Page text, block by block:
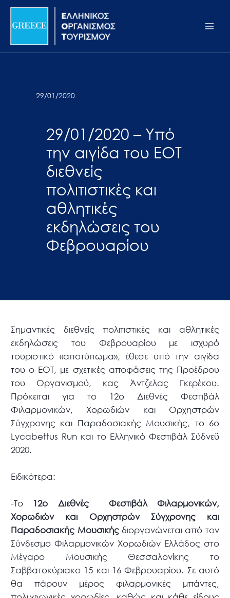
Σημείωση:
ιστότοπος
προσβασιμότητας.
Μετάβαση
περιεχόμενο
29/01/2020
29/01/2020 – Υπό
την αιγίδα του ΕΟΤ
διεθνείς
πολιτιστικές και
αθλητικές
εκδηλώσεις του
Φεβρουαρίου
Σημαντικές διεθνείς πολιτιστικές και αθλητικές
εκδηλώσεις του Φεβρουαρίου με ισχυρό
τουριστικό «αποτύπωμα», έθεσε υπό την αιγίδα
του ο ΕΟΤ, με σχετικές αποφάσεις της Προέδρου
του Οργανισμού, κας Άντζελας Γκερέκου.
Πρόκειται για το 12ο Διεθνές Φεστιβάλ
Φιλαρμονικών, Χορωδιών και Ορχηστρών
Σύγχρονης και Παραδοσιακής Μουσικής, το 6o
Lycabettus Run και το Ελληνικό Φεστιβάλ Σύδνεϋ
2020.
Ειδικότερα:
-Το 12ο Διεθνές Φεστιβάλ Φιλαρμονικών,
Χορωδιών και Ορχηστρών Σύγχρονης και
Παραδοσιακής Μουσικήςδιοργανώνεται από τον
Σύνδεσμο Φιλαρμονικών Χορωδιών Ελλάδος στο
Μέγαρο Μουσικής Θεσσαλονίκης το
Σαββατοκύριακο 15 και 16 Φεβρουαρίου. Σε αυτό
θα πάρουν μέρος φιλαρμονικές μπάντες,